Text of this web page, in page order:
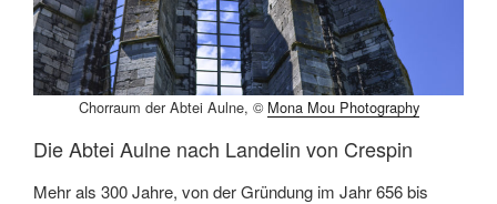
Chorraum der Abtei Aulne, © Mona Mou Photography
Die Abtei Aulne nach Landelin von Crespin
Mehr als 300 Jahre, von der Gründung im Jahr 656 bis